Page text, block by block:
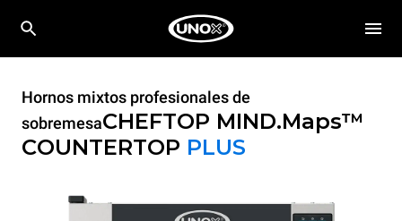
Hornos mixtos profesionales de
sobremesaCHEFTOP MIND.Maps™
COUNTERTOP PLUS